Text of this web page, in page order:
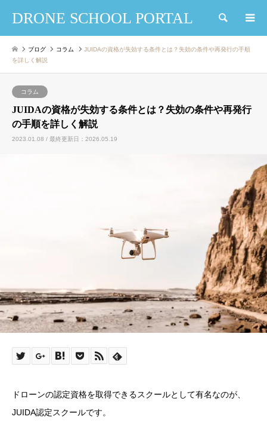
DRONE SCHOOL PORTAL 検索
ブログ コラム
JUIDAの資格が失効する条件とは？失効の条件や再発行の手順
を詳しく解説
コラム
JUIDAの資格が失効する条件とは？失効の条件や再発行
の手順を詳しく解説
2023.01.08 / 最終更新日：2026.05.19
ドローンの認定資格を取得できるスクールとして有名なのが、
JUIDA認定スクールです。